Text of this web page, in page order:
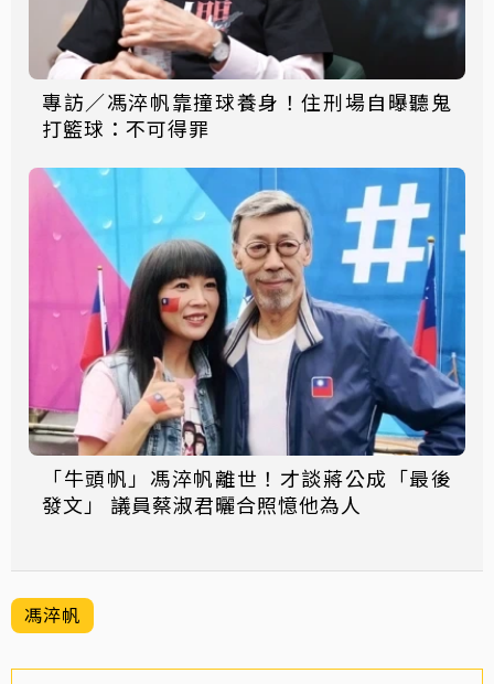
專訪／馮淬帆靠撞球養身！住刑場自曝聽鬼
打籃球：不可得罪
「牛頭帆」馮淬帆離世！才談蔣公成「最後
發文」 議員蔡淑君曬合照憶他為人
馮淬帆